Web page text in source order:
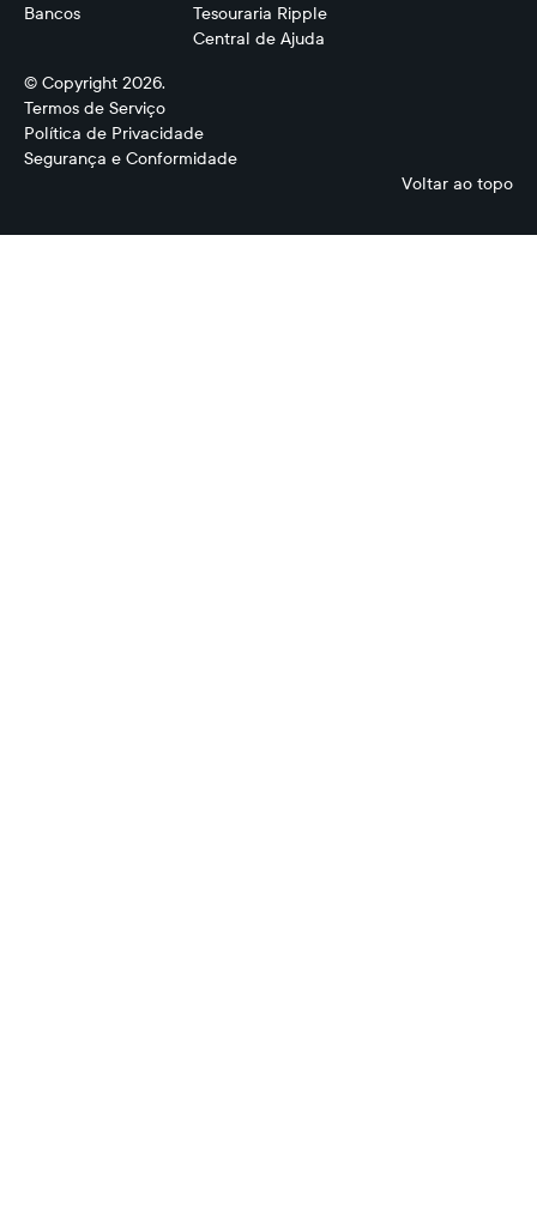
Bancos
Tesouraria Ripple
Central de Ajuda
© Copyright 2026.
Termos de Serviço
Política de Privacidade
Segurança e Conformidade
Voltar ao topo